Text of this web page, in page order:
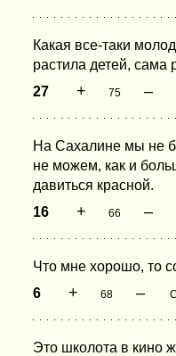
Какая все-таки
растила детей,
27
+ 75 –
На Сахалине мы не
не можем, как и
давиться красной.
16
+ 66 –
Что мне хорошо, то
6
+ 68 –
Это школота в кино